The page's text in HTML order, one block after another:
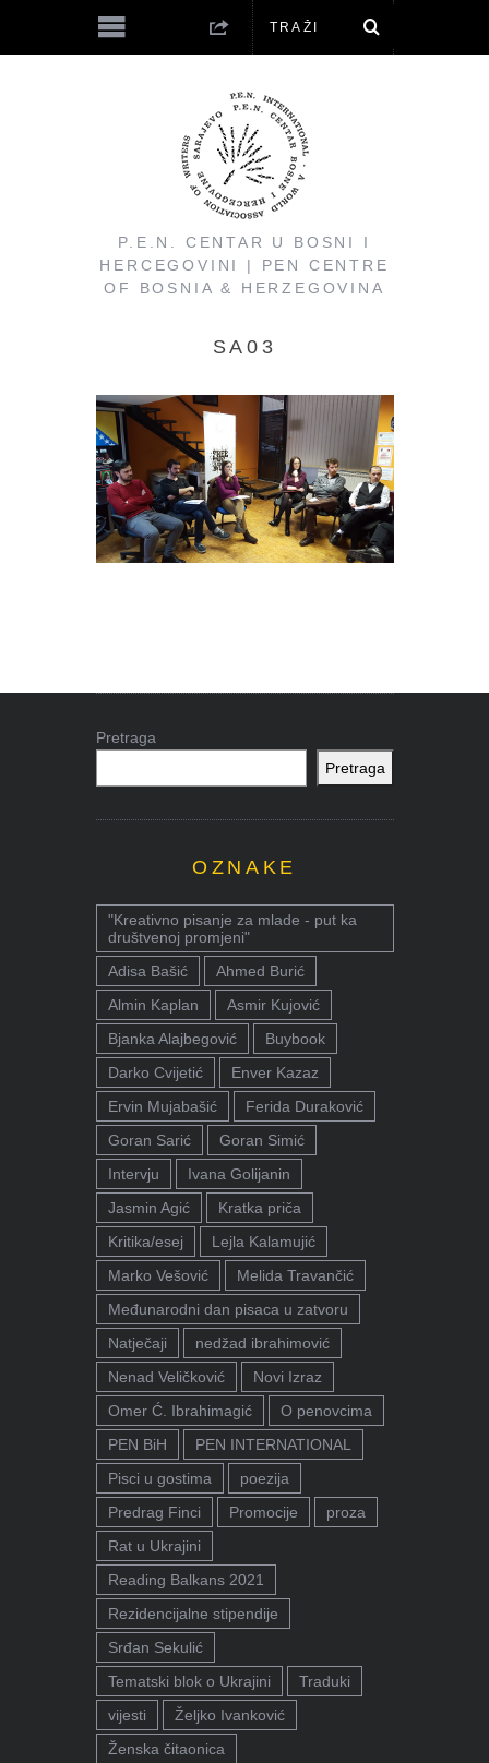
P.E.N. CENTAR U BOSNI I
HERCEGOVINI | PEN CENTRE
OF BOSNIA & HERZEGOVINA
SA03
Pretraga
Pretraga
OZNAKE
"Kreativno pisanje za mlade - put ka
društvenoj promjeni"
Adisa Bašić
Ahmed Burić
Almin Kaplan
Asmir Kujović
Bjanka Alajbegović
Buybook
Darko Cvijetić
Enver Kazaz
Ervin Mujabašić
Ferida Duraković
Goran Sarić
Goran Simić
Intervju
Ivana Golijanin
Jasmin Agić
Kratka priča
Kritika/esej
Lejla Kalamujić
Marko Vešović
Melida Travančić
Međunarodni dan pisaca u zatvoru
Natječaji
nedžad ibrahimović
Nenad Veličković
Novi Izraz
Omer Ć. Ibrahimagić
O penovcima
PEN BiH
PEN INTERNATIONAL
Pisci u gostima
poezija
Predrag Finci
Promocije
proza
Rat u Ukrajini
Reading Balkans 2021
Rezidencijalne stipendije
Srđan Sekulić
Tematski blok o Ukrajini
Traduki
vijesti
Željko Ivanković
Ženska čitaonica